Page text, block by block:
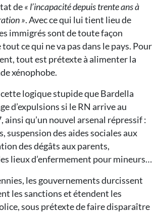
de« l’incapacité depuis trente ans à
». Avec ce qui lui tient lieu de
immigrés sont de toute façon
ce qui ne va pas dans le pays. Pour
tout est prétexte à alimenter la
xénophobe.
cette logique stupide que Bardella
d’expulsions si le RN arrive au
ainsi qu’un nouvel arsenal répressif :
suspension des aides sociales aux
des dégâts aux parents,
lieux d’enfermement pour mineurs…
les gouvernements durcissent
les sanctions et étendent les
sous prétexte de faire disparaître